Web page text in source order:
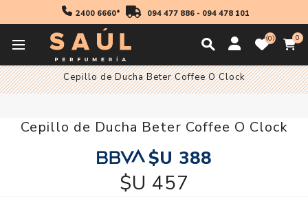
2400 6660* 094 477 886- 094 478 101
0 0
Accesorios
Cepillo de Ducha Beter Coffee O Clock
Cepillo de Ducha Beter Coffee O Clock
$U 388
$U 457